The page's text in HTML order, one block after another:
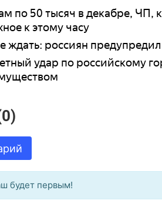
по 50 тысяч в декабре, ЧП,
к этому часу
ждать: россиян
удар по российскому
будет первым!